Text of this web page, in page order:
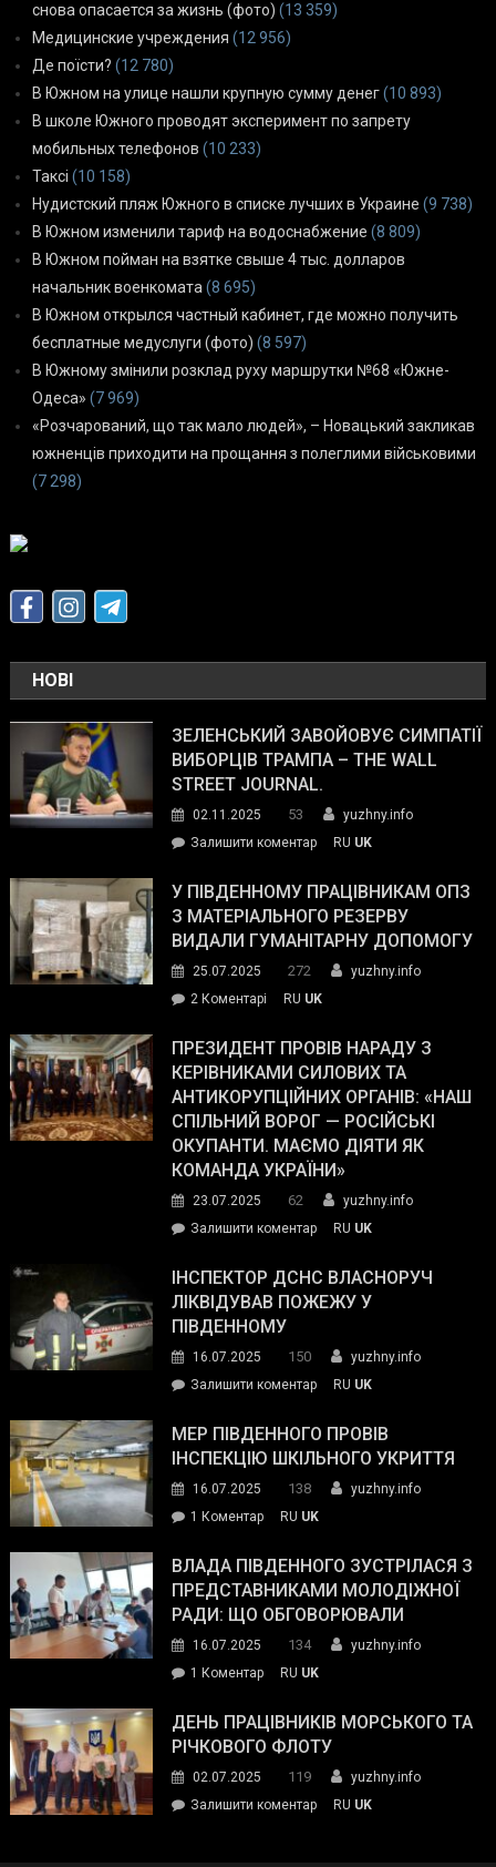
снова опасается за жизнь (фото) (13 359)
Медицинские учреждения (12 956)
Де поїсти? (12 780)
В Южном на улице нашли крупную сумму денег(10 893)
В школе Южного проводят эксперимент по запрету
мобильных телефонов (10 233)
Таксі (10 158)
Нудистский пляж Южного в списке лучших в Украине (9 738)
В Южном изменили тариф на водоснабжение (8 809)
В Южном пойман на взятке свыше 4 тыс. долларов
начальник военкомата (8 695)
В Южном открылся частный кабинет, где можно получить
бесплатные медуслуги (фото) (8 597)
В Южному змінили розклад руху маршрутки №68 «Южне-
Одеса» (7 969)
«Розчарований, що так мало людей», – Новацький закликав
южненців приходити на прощання з полеглими військовими
(7 298)
НОВІ
ЗЕЛЕНСЬКИЙ ЗАВОЙОВУЄ СИМПАТІЇ
ВИБОРЦІВ ТРАМПА – THE WALL
STREET JOURNAL.
02.11.2025 53
yuzhny.info
Залишити коментарon
завойовує
симпатії
виборців
The
Street
Journal.
RU UK
У ПІВДЕННОМУ ПРАЦІВНИКАМ ОПЗ
З МАТЕРІАЛЬНОГО РЕЗЕРВУ
ВИДАЛИ ГУМАНІТАРНУ ДОПОМОГУ
25.07.2025 272
yuzhny.info
2 Коментарі
Південному
працівникам
ОПЗ
з
матеріального
резерву
гуманітарну
допомогу
RU UK
ПРЕЗИДЕНТ ПРОВІВ НАРАДУ З
КЕРІВНИКАМИ СИЛОВИХ ТА
АНТИКОРУПЦІЙНИХ ОРГАНІВ: «НАШ
СПІЛЬНИЙ ВОРОГ — РОСІЙСЬКІ
ОКУПАНТИ. МАЄМО ДІЯТИ ЯК
КОМАНДА УКРАЇНИ»
23.07.2025 62
yuzhny.info
Залишити коментарon
провів
нараду
силових
та
органів:
«Наш
спільний
окупанти.
Маємо
діяти
команда
RU UK
ІНСПЕКТОР ДСНС ВЛАСНОРУЧ
ЛІКВІДУВАВ ПОЖЕЖУ У
ПІВДЕННОМУ
16.07.2025 150
yuzhny.info
Залишити коментарon
ДСНС
власноруч
пожежу
у
RU UK
МЕР ПІВДЕННОГО ПРОВІВ
ІНСПЕКЦІЮ ШКІЛЬНОГО УКРИТТЯ
16.07.2025 138
yuzhny.info
1 Коментардо
Південного
провів
інспекцію
укриття
RU UK
ВЛАДА ПІВДЕННОГО ЗУСТРІЛАСЯ З
ПРЕДСТАВНИКАМИ МОЛОДІЖНОЇ
РАДИ: ЩО ОБГОВОРЮВАЛИ
16.07.2025 134
yuzhny.info
1 Коментардо
Південного
зустрілася
представниками
молодіжної
RU UK
ДЕНЬ ПРАЦІВНИКІВ МОРСЬКОГО ТА
РІЧКОВОГО ФЛОТУ
02.07.2025 119
yuzhny.info
Залишити коментарon
RU UK